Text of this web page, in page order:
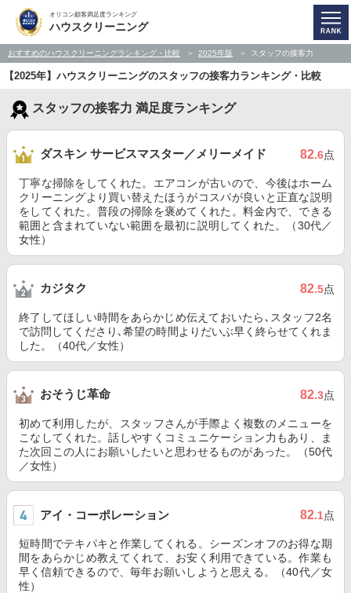
オリコン顧客満足度ランキング
ハウスクリーニング
おすすめのハウスクリーニングランキング・比較 2025年版 スタッフの接客力
【2025年】ハウスクリーニングのスタッフの接客力ランキング・比較
スタッフの接客力 満足度ランキング
ダスキン サービスマスター／メリーメイド 82.6点
丁寧な掃除をしてくれた。エアコンが古いので、今後はホーム
クリーニングより買い替えたほうがコスパが良いと正直な説明
をしてくれた。普段の掃除を褒めてくれた。料金内で、できる
範囲と含まれていない範囲を最初に説明してくれた。（30代／
女性）
カジタク 82.5点
終了してほしい時間をあらかじめ伝えておいたら､スタッフ2名
で訪問してくださり､希望の時間よりだいぶ早く終らせてくれま
した。（40代／女性）
おそうじ革命 82.3点
初めて利用したが、スタッフさんが手際よく複数のメニューを
こなしてくれた。話しやすくコミュニケーション力もあり、ま
た次回この人にお願いしたいと思わせるものがあった。（50代
／女性）
アイ・コーポレーション 82.1点
短時間でテキパキと作業してくれる。シーズンオフのお得な期
間をあらかじめ教えてくれて、お安く利用できている。作業も
早く信頼できるので、毎年お願いしようと思える。（40代／女
性）